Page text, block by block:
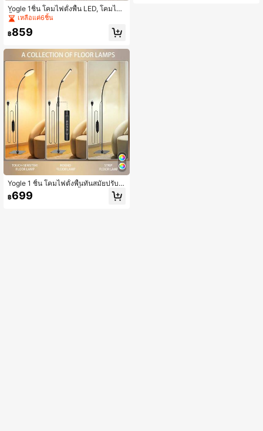
Yogle 1ชิ้น โคมไฟตั้งพื้น LED, โคมไฟ
พื้น อ่านหนังสือ [120 LED, 3 โหมดสี 3
000K-6000K และ 10 ระดับความสว่า
ง] โคมไฟตั้งโต๊ะหรี่แสงได้, ลำคอแข็งง่
องทำงาน
เหลือแค่6ชิ้น
฿859
Yogle 1 ชิ้น โคมไฟตั้งพื้นทันสมัยปรับไ
ด้, ไฟอ่านหนังสือ LED น้ำหนักเบาและ
พกพาได้, 3 สี 10 ระดับความสว่าง หมุน
฿699